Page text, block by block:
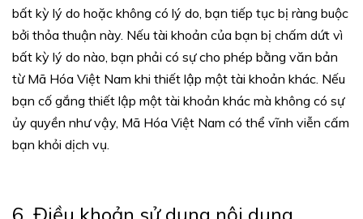
bất kỳ lý do hoặc không có lý do, bạn tiếp tục bị ràng buộc
bởi thỏa thuận này. Nếu tài khoản của bạn bị chấm dứt vì
bất kỳ lý do nào, bạn phải có sự cho phép bằng văn bản
từ Mã Hóa Việt Nam khi thiết lập một tài khoản khác. Nếu
bạn cố gắng thiết lập một tài khoản khác mà không có sự
ủy quyền như vậy, Mã Hóa Việt Nam có thể vĩnh viễn cấm
bạn khỏi dịch vụ.
6. Điều khoản sử dụng nội dung